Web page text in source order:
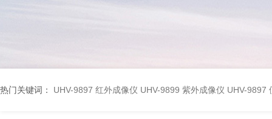
热门关键词： UHV-9897 红外成像仪 UHV-9899 紫外成像仪 UHV-9897